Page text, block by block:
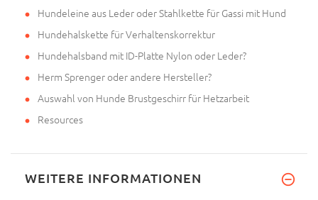
Hundeleine aus Leder oder Stahlkette für Gassi mit Hund
Hundehalskette für Verhaltenskorrektur
Hundehalsband mit ID-Platte Nylon oder Leder?
Herm Sprenger oder andere Hersteller?
Auswahl von Hunde Brustgeschirr für Hetzarbeit
Resources
WEITERE INFORMATIONEN